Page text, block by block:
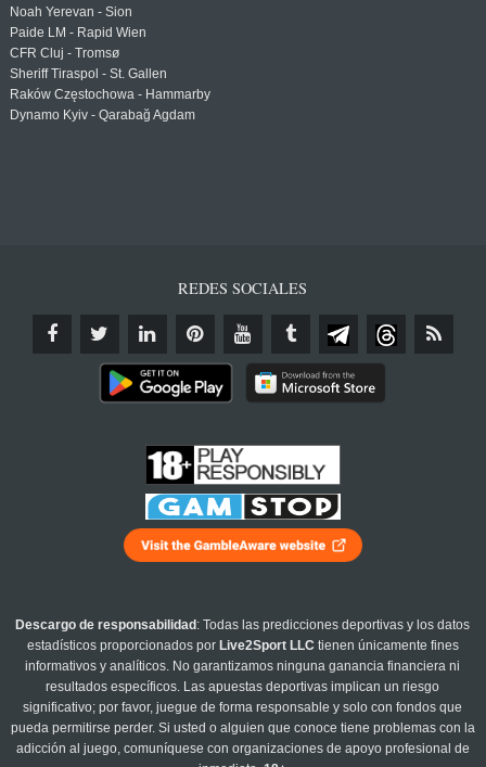
Noah Yerevan - Sion
Paide LM - Rapid Wien
CFR Cluj - Tromsø
Sheriff Tiraspol - St. Gallen
Raków Częstochowa - Hammarby
Dynamo Kyiv - Qarabağ Agdam
REDES SOCIALES
Descargo de responsabilidad : Todas las predicciones deportivas y los datos
estadísticos proporcionados por Live2Sport LLC tienen únicamente fines
informativos y analíticos. No garantizamos ninguna ganancia financiera ni
resultados específicos. Las apuestas deportivas implican un riesgo
significativo; por favor, juegue de forma responsable y solo con fondos que
pueda permitirse perder. Si usted o alguien que conoce tiene problemas con la
adicción al juego, comuníquese con organizaciones de apoyo profesional de